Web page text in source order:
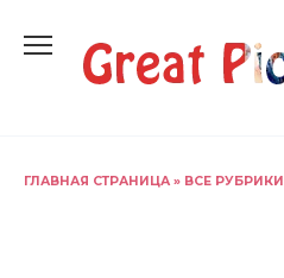
содержанию
ГЛАВНАЯ СТРАНИЦА » ВСЕ РУБРИКИ